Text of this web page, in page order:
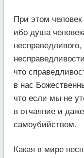
При этом
ибо душа
что
в нас
что если мы не
в отчаяние и
самоубийством.
Какая в мире